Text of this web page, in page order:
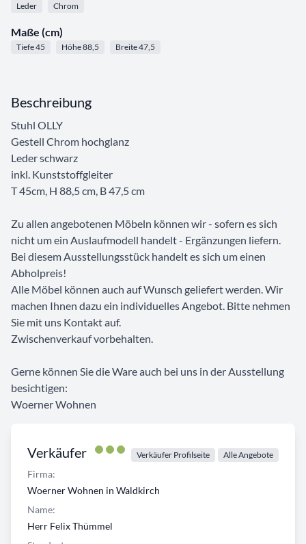
Leder Chrom
Maße (cm)
Tiefe 45 Höhe 88,5 Breite 47,5
Verkäufer Verkäufer Profilseite Alle Angebote
Firma:
Woerner Wohnen in Waldkirch
Name:
Herr Felix Thümmel
Beschreibung
Stuhl OLLY
Gestell Chrom hochglanz
Leder schwarz
inkl. Kunststoffgleiter
T 45cm, H 88,5 cm, B 47,5 cm
Zu allen angebotenen Möbeln können wir - sofern es sich
nicht um ein Auslaufmodell handelt - Ergänzungen liefern.
Bei diesem Ausstellungsstück handelt es sich um einen
Abholpreis!
Alle Möbel können auch auf Wunsch geliefert werden. Wir
machen Ihnen dazu ein individuelles Angebot. Bitte nehmen
Sie mit uns Kontakt auf.
Zwischenverkauf vorbehalten.
Gerne können Sie die Ware auch bei uns in der Ausstellung
besichtigen:
Woerner Wohnen